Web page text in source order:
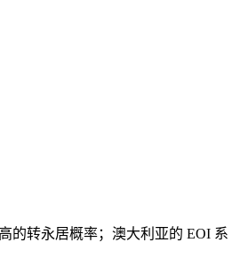
的转永居概率；澳大利亚的 EOI 系